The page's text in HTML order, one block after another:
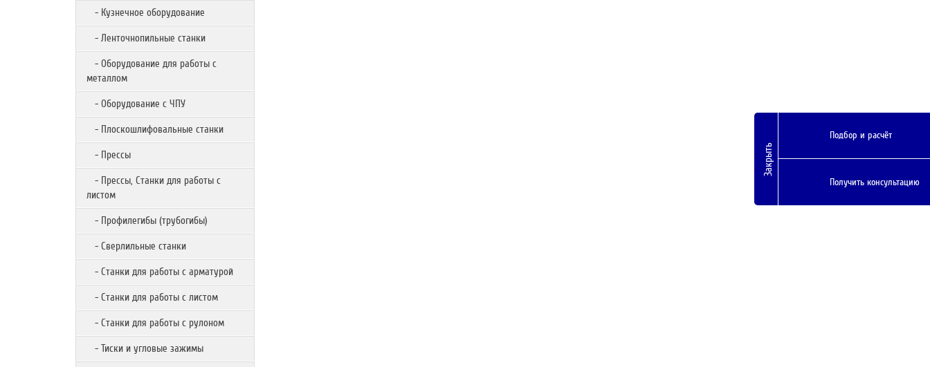
- Кузнечное оборудование
- Ленточнопильные станки
- Оборудование для работы с
металлом
- Оборудование с ЧПУ
- Плоскошлифовальные станки
- Прессы
- Прессы, Станки для работы с
листом
- Профилегибы (трубогибы)
- Сверлильные станки
- Станки для работы с арматурой
- Станки для работы с листом
- Станки для работы с рулоном
- Тиски и угловые зажимы
Закрыть
Подбор и расчёт
Получить консультацию